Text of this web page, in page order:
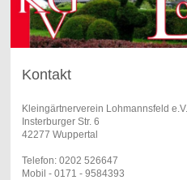
Kontakt
Kleingärtnerverein Lohmannsfeld e.V.
Insterburger Str. 6
42277 Wuppertal
Telefon: 0202 526647
Mobil - 0171 - 9584393